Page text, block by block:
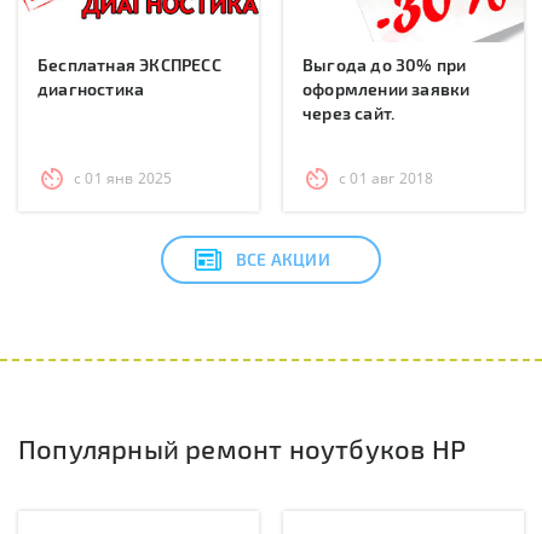
Бесплатная ЭКСПРЕСС
диагностика
с 01 янв 2025
Выгода до 30% при
оформлении заявки
через сайт.
с 01 авг 2018
ВСЕ АКЦИИ
Популярный ремонт ноутбуков HP